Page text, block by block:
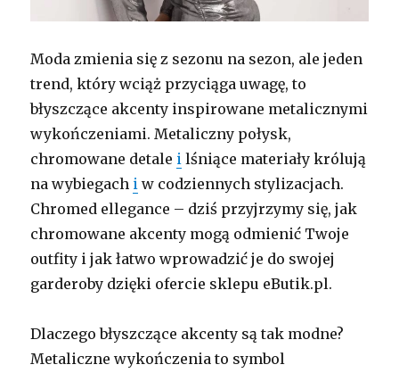
Moda zmienia się z sezonu na sezon, ale jeden
trend, który wciąż przyciąga uwagę, to
błyszczące akcenty inspirowane metalicznymi
wykończeniami. Metaliczny połysk,
chromowane detale i lśniące materiały królują
na wybiegach i w codziennych stylizacjach.
Chromed ellegance – dziś przyjrzymy się, jak
chromowane akcenty mogą odmienić Twoje
outfity i jak łatwo wprowadzić je do swojej
garderoby dzięki ofercie sklepu eButik.pl.
Dlaczego błyszczące akcenty są tak modne?
Metaliczne wykończenia to symbol